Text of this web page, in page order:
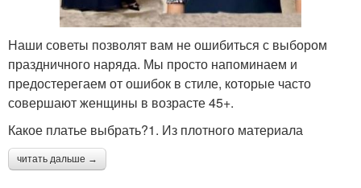
Наши советы позволят вам не ошибиться с выбором
праздничного наряда. Мы просто напоминаем и
предостерегаем от ошибок в стиле, которые часто
совершают женщины в возрасте 45+.
Какое платье выбрать?1. Из плотного материала
читать дальше →